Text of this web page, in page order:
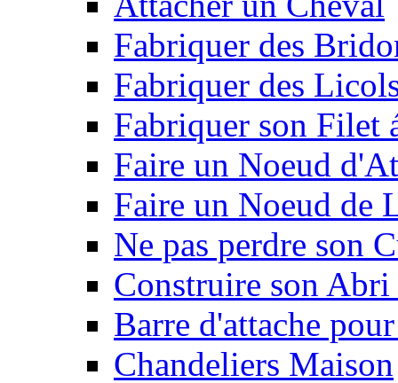
Fabriquer des
Fabriquer des
Fabriquer son Filet
Faire un Noeud
Faire un Noeud de
Ne pas perdre son
Construire son
Barre d'attache
Chandeliers Maison